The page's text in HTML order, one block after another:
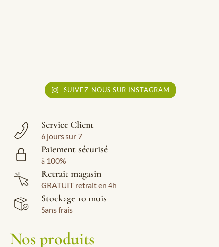
SUIVEZ-NOUS SUR INSTAGRAM
Service Client
6 jours sur 7
Paiement sécurisé
à 100%
Retrait magasin
GRATUIT retrait en 4h
Stockage 10 mois
Sans frais
Nos produits